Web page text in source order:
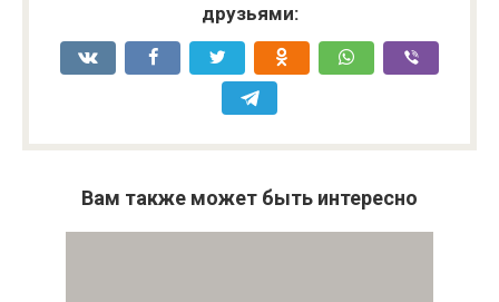
друзьями:
Вам также может быть интересно